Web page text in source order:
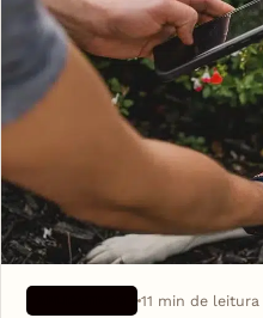
11 min de leitura